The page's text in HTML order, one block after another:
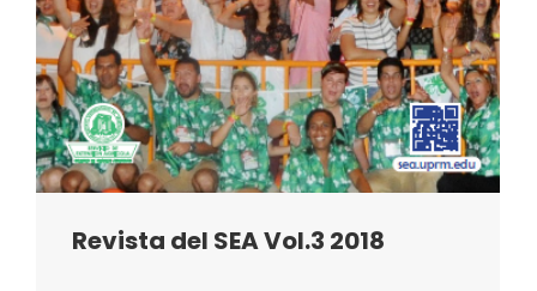
Revista del SEA Vol.3 2018